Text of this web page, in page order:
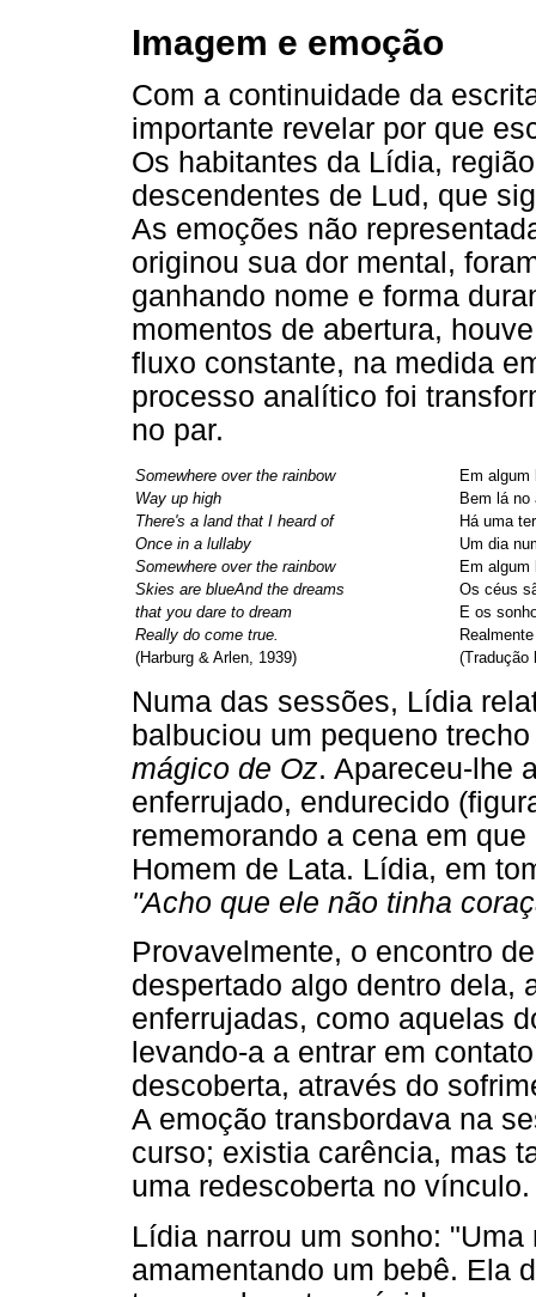
Imagem e emoção
Com a continuidade da
importante revelar por que
Os habitantes da Lídia,
descendentes de Lud, que
As emoções não
originou sua dor mental,
ganhando nome e forma
momentos de abertura,
fluxo constante, na medida
processo analítico foi
no par.
Somewhere over the rainbow
Em algum
Way up high
Bem lá no
There's a land that I heard of
Há uma
Once in a lullaby
Um dia
Somewhere over the rainbow
Em algum
Skies are blueAnd the dreams
Os céus
that you dare to dream
E os
Really do come true.
(Harburg & Arlen, 1939)
(Tradução
Numa das sessões, Lídia
balbuciou um pequeno
mágico de Oz. Apareceu-lhe
enferrujado, endurecido
rememorando a cena em
Homem de Lata. Lídia, em
"Acho que ele não tinha
Provavelmente, o encontro
despertado algo dentro dela,
enferrujadas, como aquelas
levando-a a entrar em
descoberta, através do
A emoção transbordava na
curso; existia carência, mas
uma redescoberta no vínculo.
Lídia narrou um sonho:
amamentando um bebê. Ela